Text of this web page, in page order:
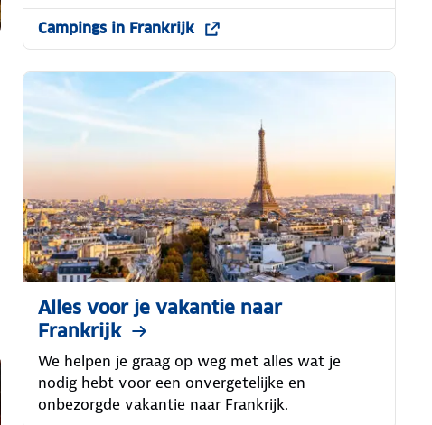
Campings in Frankrijk
Alles voor je vakantie naar
Frankrijk
We helpen je graag op weg met alles wat je
nodig hebt voor een onvergetelijke en
onbezorgde vakantie naar Frankrijk.